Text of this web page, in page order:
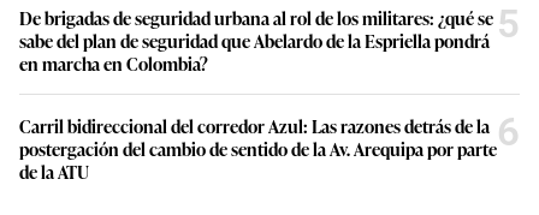
De brigadas de seguridad urbana al rol de los militares: ¿qué se
sabe del plan de seguridad que Abelardo de la Espriella pondrá
en marcha en Colombia?
5
Carril bidireccional del corredor Azul: Las razones detrás de la
postergación del cambio de sentido de la Av. Arequipa por parte
de la ATU
6